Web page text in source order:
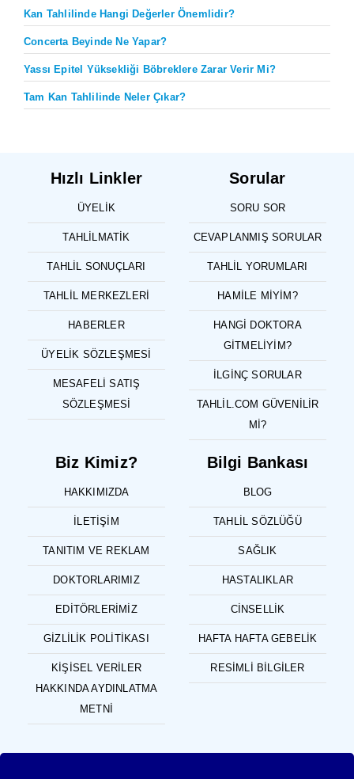
Kan Tahlilinde Hangi Değerler Önemlidir?
Concerta Beyinde Ne Yapar?
Yassı Epitel Yüksekliği Böbreklere Zarar Verir Mi?
Tam Kan Tahlilinde Neler Çıkar?
Hızlı Linkler
ÜYELIK
TAHLILMATIK
TAHLIL SONUÇLARI
TAHLIL MERKEZLERI
HABERLER
ÜYELIK SÖZLEŞMESI
MESAFELI SATIŞ
SÖZLEŞMESI
Sorular
SORU SOR
CEVAPLANMIŞ SORULAR
TAHLIL YORUMLARI
HAMILE MIYIM?
HANGI DOKTORA
GITMELIYIM?
İLGINÇ SORULAR
TAHLIL.COM GÜVENILIR
MI?
Biz Kimiz?
HAKKIMIZDA
İLETIŞIM
TANITIM VE REKLAM
DOKTORLARIMIZ
EDITÖRLERIMIZ
GIZLILIK POLITIKASI
KIŞISEL VERILER
HAKKINDA AYDINLATMA
METNI
Bilgi Bankası
BLOG
TAHLIL SÖZLÜĞÜ
SAĞLIK
HASTALIKLAR
CINSELLIK
HAFTA HAFTA GEBELIK
RESIMLI BILGILER